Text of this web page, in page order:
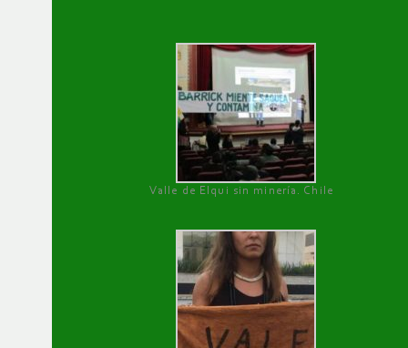
Valle de Elqui sin minería. Chile